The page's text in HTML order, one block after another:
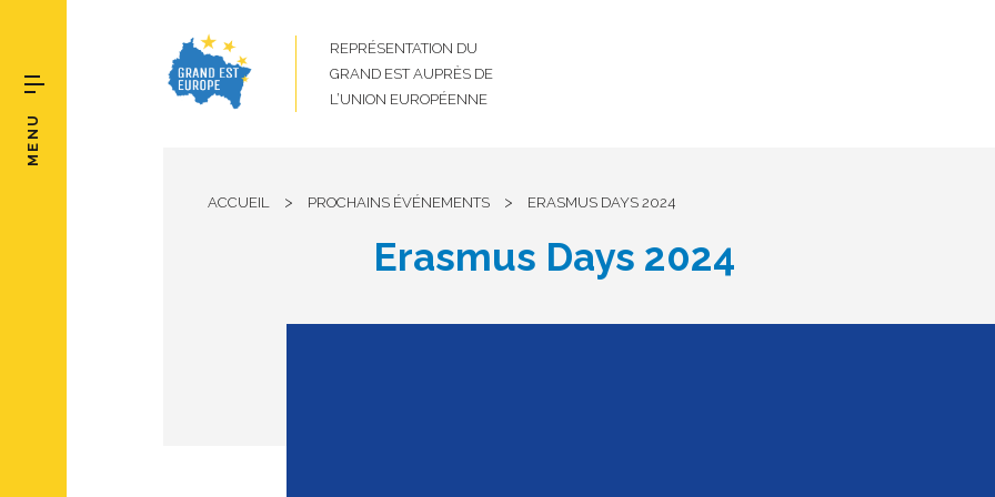
REPRÉSENTATION DU
GRAND EST AUPRÈS DE
L’UNION EUROPÉENNE
MENU
ACCUEIL > PROCHAINS ÉVÉNEMENTS > ERASMUS DAYS 2024
Erasmus Days 2024